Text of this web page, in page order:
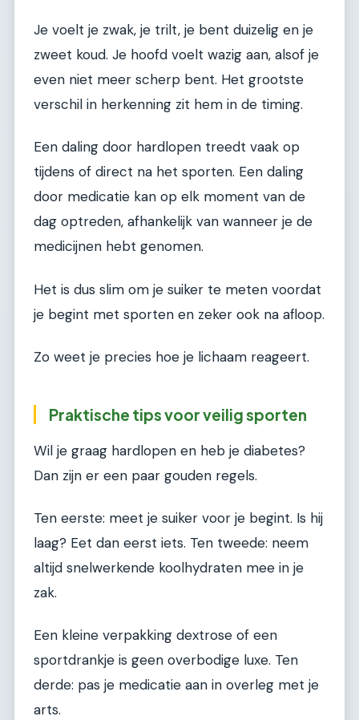
Je voelt je zwak, je trilt, je bent duizelig en je
zweet koud. Je hoofd voelt wazig aan, alsof je
even niet meer scherp bent. Het grootste
verschil in herkenning zit hem in de timing.
Een daling door hardlopen treedt vaak op
tijdens of direct na het sporten. Een daling
door medicatie kan op elk moment van de
dag optreden, afhankelijk van wanneer je de
medicijnen hebt genomen.
Het is dus slim om je suiker te meten voordat
je begint met sporten en zeker ook na afloop.
Zo weet je precies hoe je lichaam reageert.
Praktische tips voor veilig sporten
Wil je graag hardlopen en heb je diabetes?
Dan zijn er een paar gouden regels.
Ten eerste: meet je suiker voor je begint. Is hij
laag? Eet dan eerst iets. Ten tweede: neem
altijd snelwerkende koolhydraten mee in je
zak.
Een kleine verpakking dextrose of een
sportdrankje is geen overbodige luxe. Ten
derde: pas je medicatie aan in overleg met je
arts.